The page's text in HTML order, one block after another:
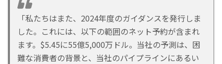
「私たちはまた、2024年度のガイダンスを発行しま
した。これには、以下の範囲のネット予約が含まれ
ます。$5.45に55億5,000万ドル。当社の予測は、困
難な消費者の背景と、当社のパイプラインにあるい